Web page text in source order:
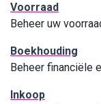
Voorraad
Beheer uw
Boekhouding
Beheer financiële
Inkoop